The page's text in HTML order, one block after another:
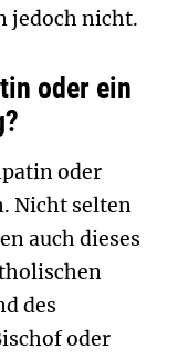
jedoch nicht.
oder ein
oder
Nicht selten
auch dieses
des
oder